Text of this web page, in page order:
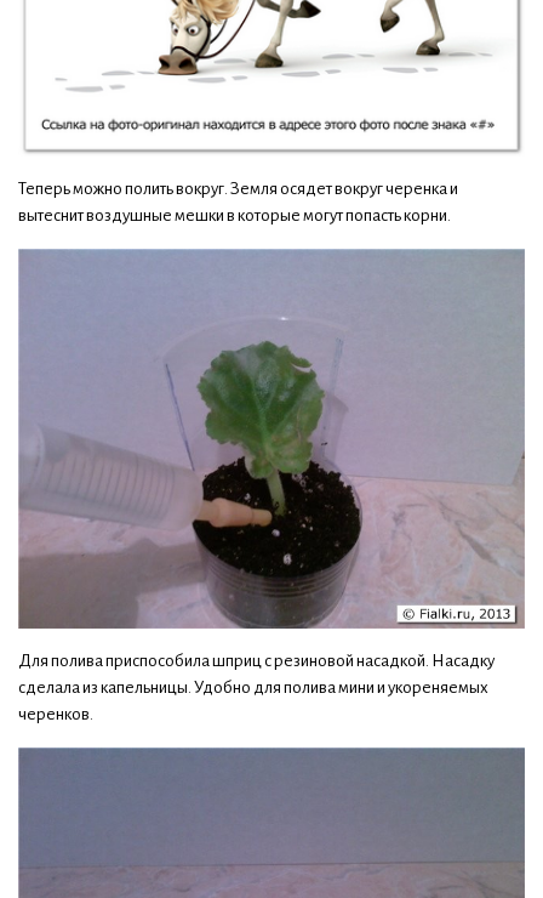
Теперь можно полить вокруг. Земля осядет вокруг черенка и
вытеснит воздушные мешки в которые могут попасть корни.
Для полива приспособила шприц с резиновой насадкой. Насадку
сделала из капельницы. Удобно для полива мини и укореняемых
черенков.